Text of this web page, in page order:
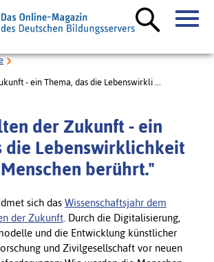
- ein Thema, das die Lebenswirkli ...
der Zukunft - ein
die Lebenswirklichkeit
berührt."
sich das Wissenschaftsjahr dem
der Zukunft . Durch die Digitalisierung,
und die Entwicklung künstlicher
und Zivilgesellschaft vor neuen